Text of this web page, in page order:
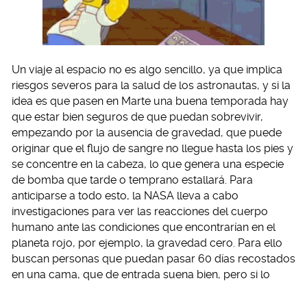
Un viaje al espacio no es algo sencillo, ya que implica
riesgos severos para la salud de los astronautas, y si la
idea es que pasen en Marte una buena temporada hay
que estar bien seguros de que puedan sobrevivir,
empezando por la ausencia de gravedad, que puede
originar que el flujo de sangre no llegue hasta los pies y
se concentre en la cabeza, lo que genera una especie
de bomba que tarde o temprano estallará. Para
anticiparse a todo esto, la NASA lleva a cabo
investigaciones para ver las reacciones del cuerpo
humano ante las condiciones que encontrarían en el
planeta rojo, por ejemplo, la gravedad cero. Para ello
buscan personas que puedan pasar 60 días recostados
en una cama, que de entrada suena bien, pero si lo